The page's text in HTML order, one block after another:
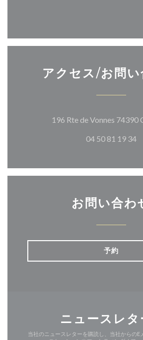
アクセス/お問い
196 Rte de Vonnes 74390
04 50 81 19 34
お問い合わ
予約
ニュースレタ
当社のニュースレターを購読し、当社からのE